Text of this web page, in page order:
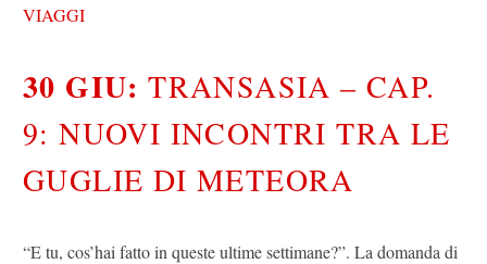
VIAGGI
30 GIU:TRANSASIA – CAP.
9: NUOVI INCONTRI TRA LE
GUGLIE DI METEORA
“E tu, cos’hai fatto in queste ultime settimane?”. La domanda di